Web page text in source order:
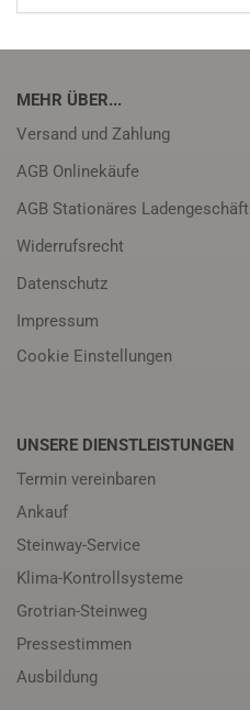
MEHR ÜBER...
Versand und Zahlung
AGB Onlinekäufe
AGB Stationäres Ladengeschäft
Widerrufsrecht
Datenschutz
Impressum
Cookie Einstellungen
UNSERE DIENSTLEISTUNGEN
Termin vereinbaren
Ankauf
Steinway-Service
Klima-Kontrollsysteme
Grotrian-Steinweg
Pressestimmen
Ausbildung